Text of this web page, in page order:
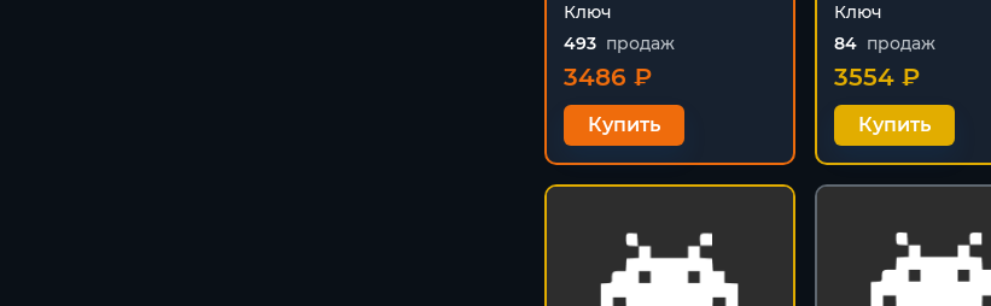
Ключ
493 продаж
3486 ₽
Купить
Ключ
84 продаж
3554 ₽
Купить